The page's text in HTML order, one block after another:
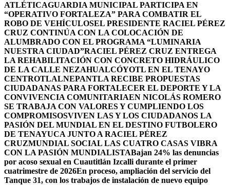
ATLÉTICAGUARDIA MUNICIPAL PARTICIPA EN
“OPERATIVO FORTALEZA” PARA COMBATIR EL
ROBO DE VEHÍCULOSEL PRESIDENTE RACIEL PÉREZ
CRUZ CONTINÚA CON LA COLOCACIÓN DE
ALUMBRADO CON EL PROGRAMA “LUMINARIA
NUESTRA CIUDAD”RACIEL PÉREZ CRUZ ENTREGA
LA REHABILITACIÓN CON CONCRETO HIDRÁULICO
DE LA CALLE NEZAHUALCÓYOTL EN EL TENAYO
CENTROTLALNEPANTLA RECIBE PROPUESTAS
CIUDADANAS PARA FORTALECER EL DEPORTE Y LA
CONVIVENCIA COMUNITARIAEN NICOLÁS ROMERO
SE TRABAJA CON VALORES Y CUMPLIENDO LOS
COMPROMISOSVIVEN LAS Y LOS CIUDADANOS LA
PASIÓN DEL MUNDIAL EN EL DESTINO FUTBOLERO
DE TENAYUCA JUNTO A RACIEL PÉREZ
CRUZMUNDIAL SOCIAL LAS CUATRO CASAS VIBRA
CON LA PASIÓN MUNDIALISTABajan 24% las denuncias
por acoso sexual en Cuautitlán Izcalli durante el primer
cuatrimestre de 2026En proceso, ampliación del servicio del
Tanque 31, con los trabajos de instalación de nuevo equipo